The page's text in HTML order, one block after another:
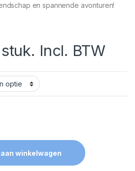
en spannende avonturen!
Incl. BTW
quantity
winkelwagen